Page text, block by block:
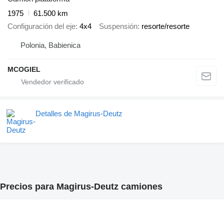
1975
61.500 km
Configuración del eje 4x4 Suspensión resorte/resorte
Polonia, Babienica
MCOGIEL
Detalles de Magirus-Deutz
Precios para Magirus-Deutz camiones